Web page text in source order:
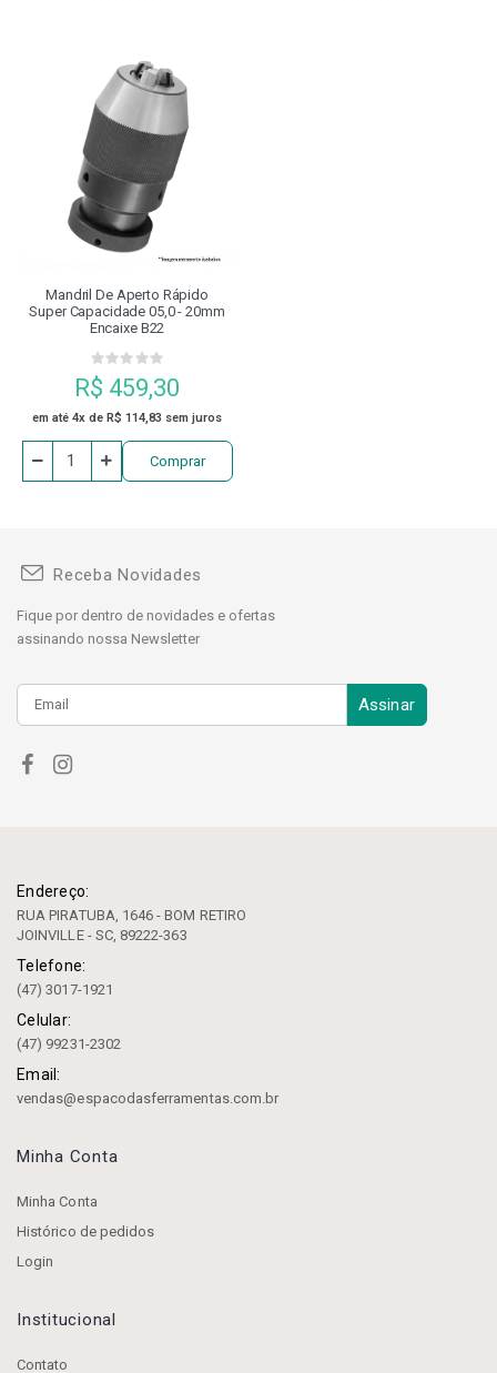
Mandril De Aperto Rápido
Super Capacidade 05,0 - 20mm
Encaixe B22
R$ 459,30
em até 4x de R$ 114,83 sem juros
Comprar
Receba Novidades
Fique por dentro de novidades e ofertas
assinando nossa Newsletter
Assinar
Endereço:
RUA PIRATUBA, 1646 - BOM RETIRO
JOINVILLE - SC, 89222-363
Telefone:
(47) 3017-1921
Celular:
(47) 99231-2302
Email:
vendas@espacodasferramentas.com.br
Minha Conta
Minha Conta
Histórico de pedidos
Login
Institucional
Contato